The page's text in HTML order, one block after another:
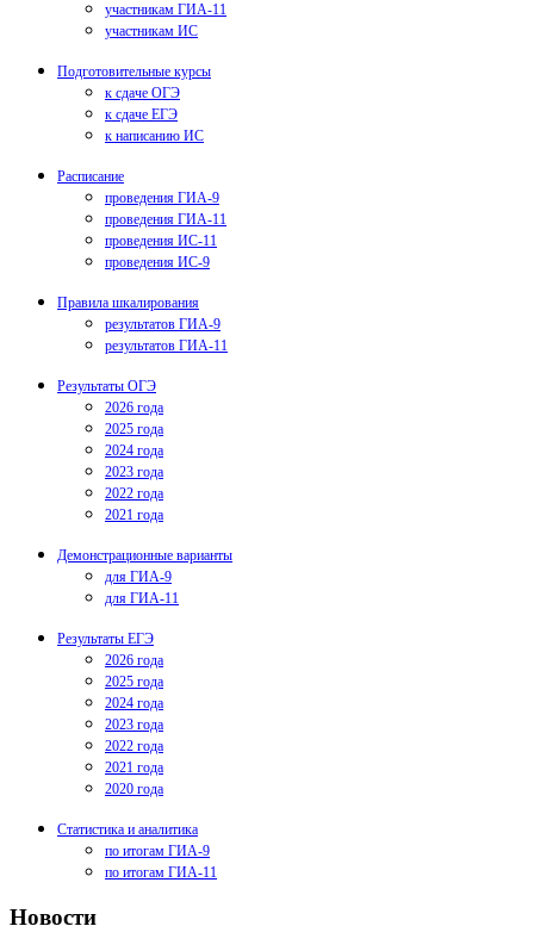
участникам ГИА-11
участникам ИС
Подготовительные курсы
к сдаче ОГЭ
к сдаче ЕГЭ
к написанию ИС
Расписание
проведения ГИА-9
проведения ГИА-11
проведения ИС-11
проведения ИС-9
Правила шкалирования
результатов ГИА-9
результатов ГИА-11
Результаты ОГЭ
2026 года
2025 года
2024 года
2023 года
2022 года
2021 года
Демонстрационные варианты
для ГИА-9
для ГИА-11
Результаты ЕГЭ
2026 года
2025 года
2024 года
2023 года
2022 года
2021 года
2020 года
Статистика и аналитика
по итогам ГИА-9
по итогам ГИА-11
Новости